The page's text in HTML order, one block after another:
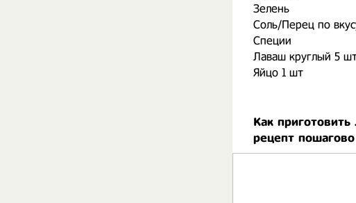
Зелень
Соль/Перец по
Специи
Лаваш круглый 5
Яйцо 1 шт
Как
рецепт пошагово